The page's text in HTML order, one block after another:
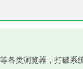
各类浏览器，打破系